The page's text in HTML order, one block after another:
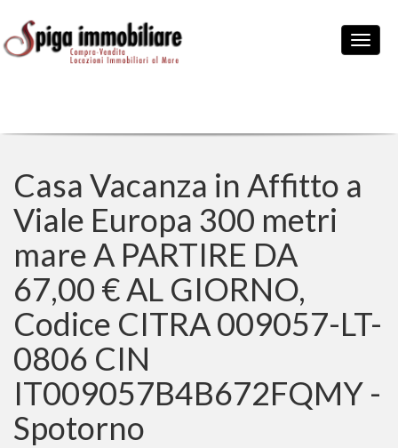
Casa Vacanza in Affitto a
Viale Europa 300 metri
mare A PARTIRE DA
67,00 € AL GIORNO,
Codice CITRA 009057-LT-
0806 CIN
IT009057B4B672FQMY -
Spotorno